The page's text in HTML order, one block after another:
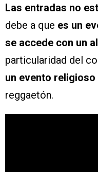
Las entradas no
debe a que es un
se accede con un
particularidad del
un evento religioso
reggaetón.